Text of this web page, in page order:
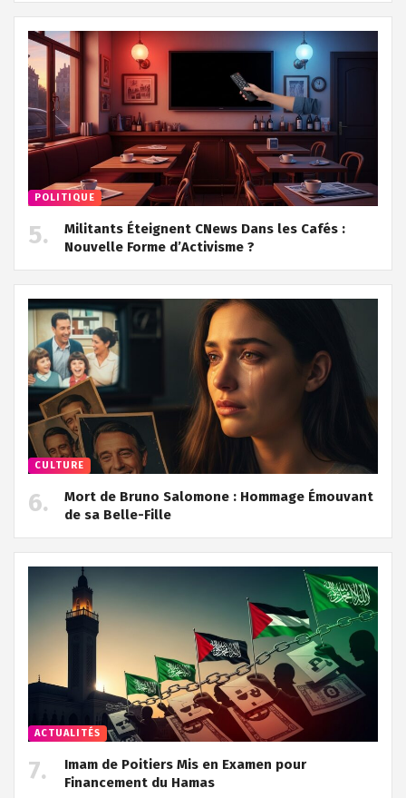
POLITIQUE
Militants Éteignent CNews Dans les Cafés :
Nouvelle Forme d’Activisme ?
CULTURE
Mort de Bruno Salomone : Hommage Émouvant
de sa Belle-Fille
ACTUALITÉS
Imam de Poitiers Mis en Examen pour
Financement du Hamas